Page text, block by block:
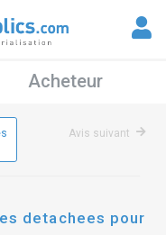
Acheteur
Avis suivant
detachees pour